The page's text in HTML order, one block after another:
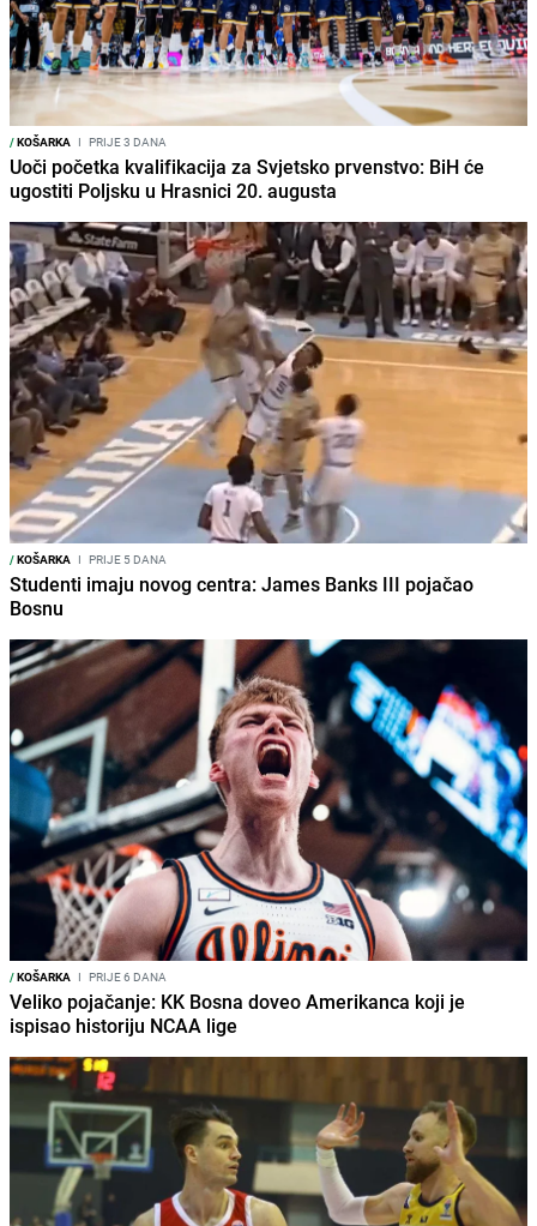
/KOŠARKA I PRIJE 3 DANA
Uoči početka kvalifikacija za Svjetsko prvenstvo: BiH će
ugostiti Poljsku u Hrasnici 20. augusta
/KOŠARKA I PRIJE 5 DANA
Studenti imaju novog centra: James Banks III pojačao
Bosnu
/KOŠARKA I PRIJE 6 DANA
Veliko pojačanje: KK Bosna doveo Amerikanca koji je
ispisao historiju NCAA lige